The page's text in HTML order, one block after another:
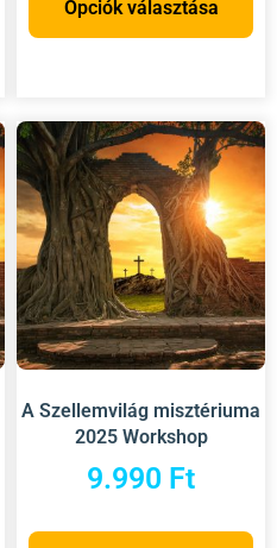
Opciók választása
A Szellemvilág misztériuma
2025 Workshop
9.990 Ft